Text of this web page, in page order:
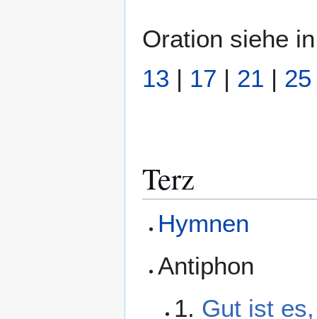
Oration siehe
13 | 17 | 21 | 25
Terz
Hymnen
Antiphon
1. Gut ist